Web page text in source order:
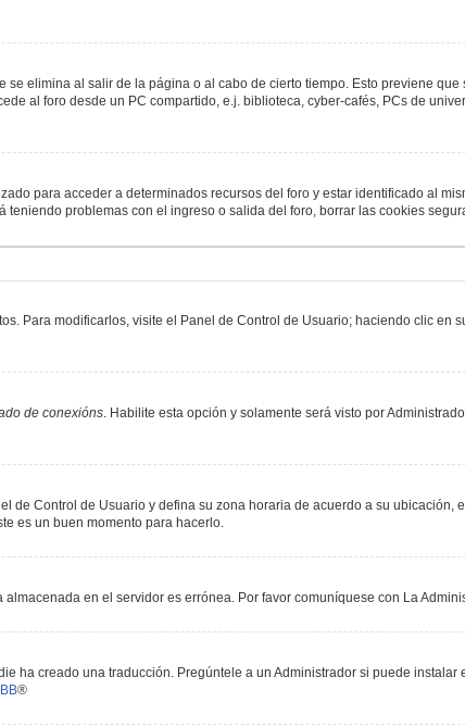
elimina al salir de la página o al cabo de cierto tiempo. Esto previene
al foro desde un PC compartido, e.j. biblioteca, cyber-cafés, PCs de
para acceder a determinados recursos del foro y estar identificado al
problemas con el ingreso o salida del foro, borrar las cookies
Para modificarlos, visite el Panel de Control de Usuario; haciendo clic en
de conexións. Habilite esta opción y solamente será visto por
Control de Usuario y defina su zona horaria de acuerdo a su ubicación,
es un buen momento para hacerlo.
en el servidor es errónea. Por favor comuníquese con La
ha creado una traducción. Pregúntele a un Administrador si puede
®